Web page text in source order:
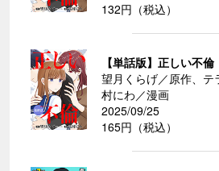
132円（税込）
【単話版】正しい不
望月くらげ／原作、テ
村にわ／漫画
2025/09/25
165円（税込）